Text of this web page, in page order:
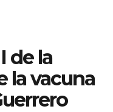
de la
la vacuna